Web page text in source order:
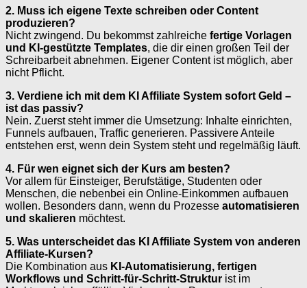
2. Muss ich eigene Texte schreiben oder Content
produzieren?
Nicht zwingend. Du bekommst zahlreiche fertige Vorlagen
und KI-gestützte Templates, die dir einen großen Teil der
Schreibarbeit abnehmen. Eigener Content ist möglich, aber
nicht Pflicht.
3. Verdiene ich mit dem KI Affiliate System sofort Geld –
ist das passiv?
Nein. Zuerst steht immer die Umsetzung: Inhalte einrichten,
Funnels aufbauen, Traffic generieren. Passivere Anteile
entstehen erst, wenn dein System steht und regelmäßig läuft.
4. Für wen eignet sich der Kurs am besten?
Vor allem für Einsteiger, Berufstätige, Studenten oder
Menschen, die nebenbei ein Online-Einkommen aufbauen
wollen. Besonders dann, wenn du Prozesse automatisieren
und skalieren möchtest.
5. Was unterscheidet das KI Affiliate System von anderen
Affiliate-Kursen?
Die Kombination aus KI-Automatisierung, fertigen
Workflows und Schritt-für-Schritt-Struktur ist im